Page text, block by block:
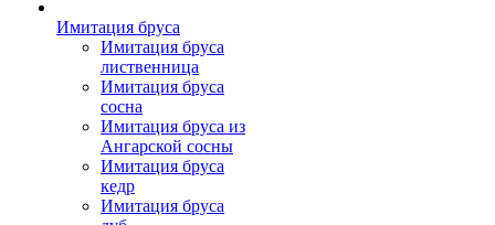
Имитация бруса
Имитация бруса
лиственница
Имитация бруса
сосна
Имитация бруса из
Ангарской сосны
Имитация бруса
кедр
Имитация бруса